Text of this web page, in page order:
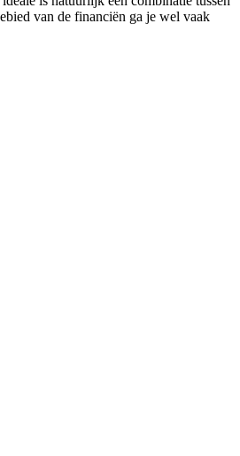
van de financiën ga je wel vaak